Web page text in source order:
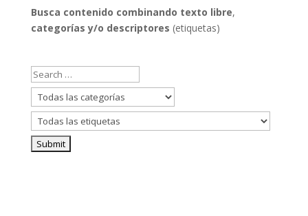
Busca contenido combinando texto libre,
categorías y/o descriptores (etiquetas)